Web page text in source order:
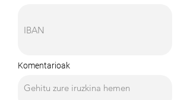
Komentarioak